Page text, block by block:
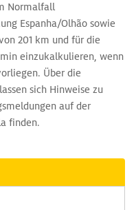
Normalfall
Espanha/Olhão sowie
201 km und für die
einzukalkulieren, wenn
Über die
sich Hinweise zu
auf der
finden.